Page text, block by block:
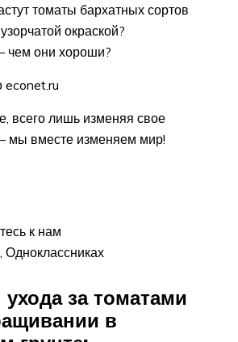
томаты бархатных сортов
окраской?
чем они хороши?
econet.ru
всего лишь изменяя свое
мы вместе изменяем мир!
к нам
Одноклассниках
за томатами
в